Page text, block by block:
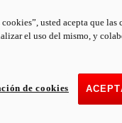
usted acepta que
el uso del mismo, y
de cookies